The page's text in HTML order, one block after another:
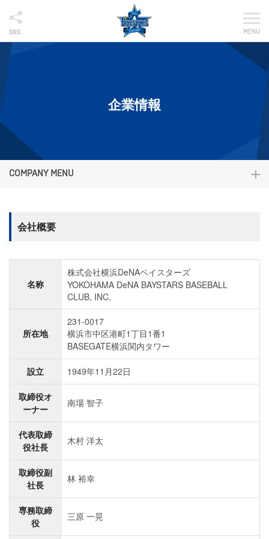
SNS MENU
企業情報
COMPANY MENU
会社概要
名称
株式会社横浜DeNAベイスターズ
YOKOHAMA DeNA BAYSTARS BASEBALL
CLUB, INC.
所在地
231-0017
横浜市中区港町1丁目1番1
BASEGATE横浜関内タワー
設立 1949年11月22日
取締役オ
ーナー
南場 智子
代表取締
役社長
木村 洋太
取締役副
社長
林 裕幸
専務取締
役
三原 一晃